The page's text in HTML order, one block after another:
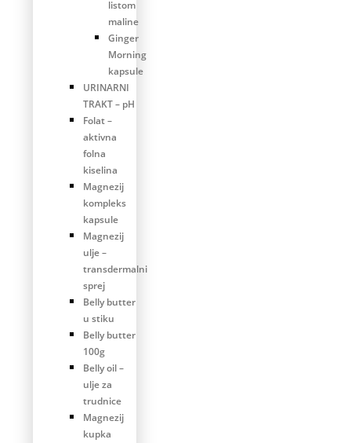
listom
maline
Ginger
Morning
kapsule
URINARNI
TRAKT – pH
Folat –
aktivna
folna
kiselina
Magnezij
kompleks
kapsule
Magnezij
ulje –
transdermalni
sprej
Belly butter
u stiku
Belly butter
100g
Belly oil –
ulje za
trudnice
Magnezij
kupka